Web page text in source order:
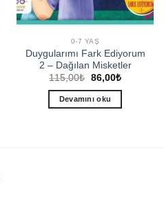
0-7 YAŞ
Duygularımı Fark Ediyorum
2 – Dağılan Misketler
115,00₺ Orijinal
115,00₺.
86,00₺Şu
Devamını oku